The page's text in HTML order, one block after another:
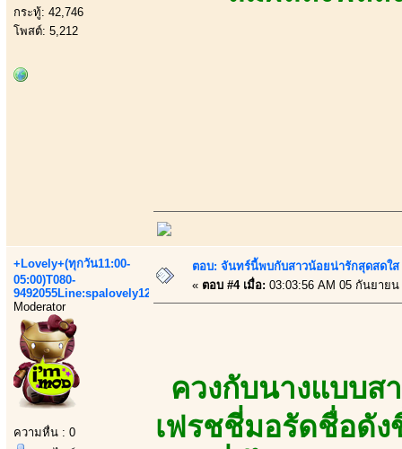
กระทู้: 42,746
โพสต์: 5,212
+Lovely+(ทุกวัน11:00-
05:00)T080-
9492055Line:spalovely123
Moderator
ความหื่น : 0
ตอบ: จันทร์นี้พบกับสาวน้อยน่ารักสุดสดใส
« ตอบ #4 เมื่อ: 03:03:56 AM 05 กันยายน
ควงกับนางแบบ
เฟรชชี่มอรัดชื่อดั